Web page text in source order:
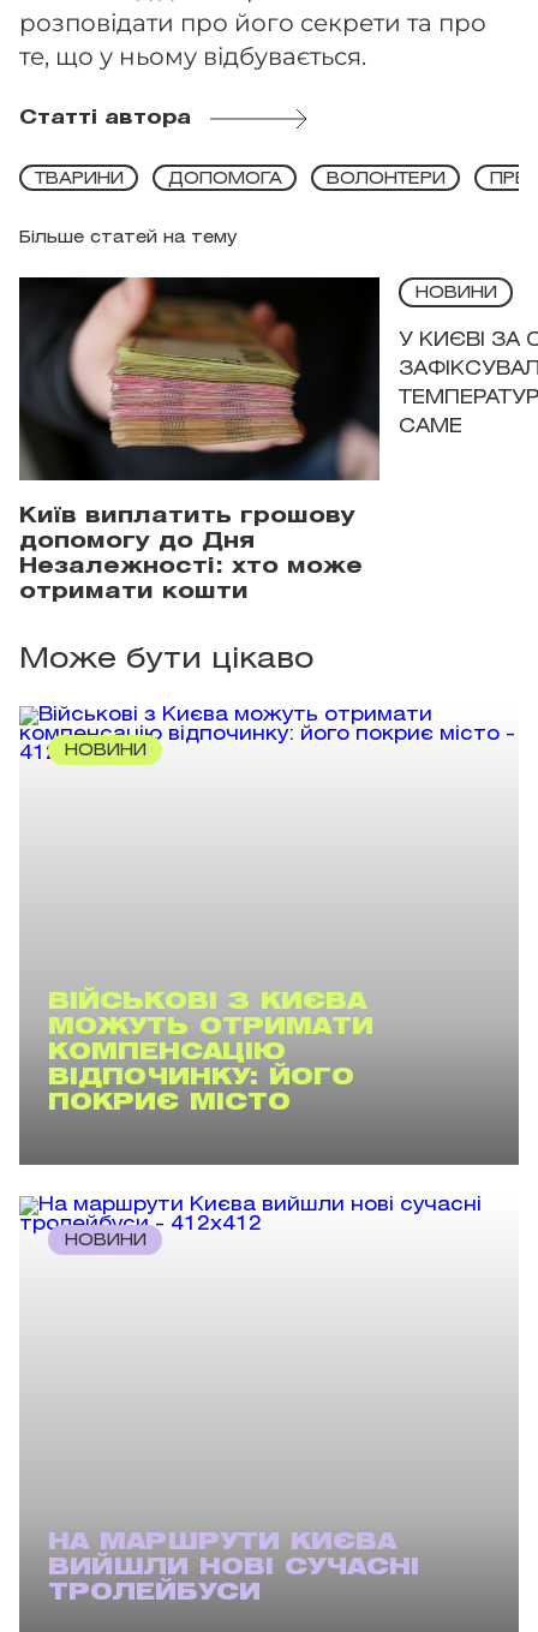
розповідати про його секрети та про
те, що у ньому відбувається.
Статті автора
Більше статей на тему
ТВАРИНИ ДОПОМОГА ВОЛОНТЕРИ
Київ виплатить грошову
допомогу до Дня
Незалежності: хто може
отримати кошти
НОВИНИ
У КИЄВІ ЗА
САМЕ
Може бути цікаво
НОВИНИ
ВІЙСЬКОВІ З КИЄВА
МОЖУТЬ ОТРИМАТИ
КОМПЕНСАЦІЮ
ВІДПОЧИНКУ: ЙОГО
ПОКРИЄ МІСТО
НОВИНИ
НА МАРШРУТИ КИЄВА
ВИЙШЛИ НОВІ СУЧАСНІ
ТРОЛЕЙБУСИ